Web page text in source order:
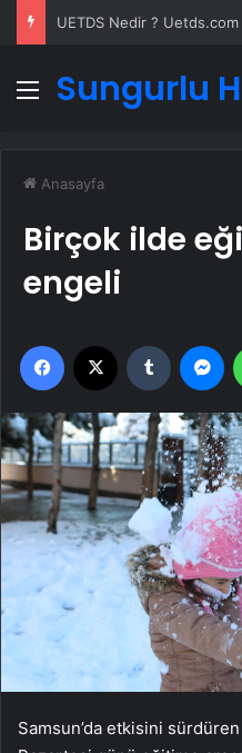
Menü
Sungurlu
Anasayfa
Birçok ilde
engeli
Facebook Tumblr
Samsun’da etkisini